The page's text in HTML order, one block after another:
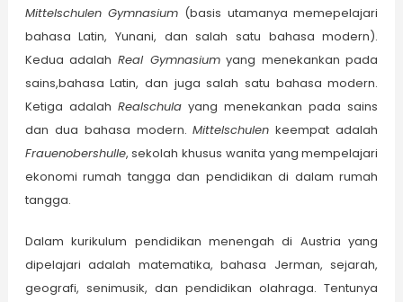
Mittelschulen Gymnasium (basis utamanya memepelajari
bahasa Latin, Yunani, dan salah satu bahasa modern).
Kedua adalah Real Gymnasiumyang menekankan pada
sains,bahasa Latin, dan juga salah satu bahasa modern.
Ketiga adalah Realschulayang menekankan pada sains
dan dua bahasa modern.Mittelschulen keempat adalah
Frauenobershulle, sekolah khusus wanita yang mempelajari
ekonomi rumah tangga dan pendidikan di dalam rumah
tangga.
Dalam kurikulum pendidikan menengah di Austria yang
dipelajari adalah matematika, bahasa Jerman, sejarah,
geografi, senimusik, dan pendidikan olahraga. Tentunya